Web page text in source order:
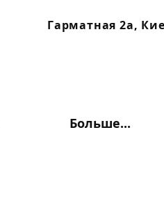
Гарматная 2а,
Больше...